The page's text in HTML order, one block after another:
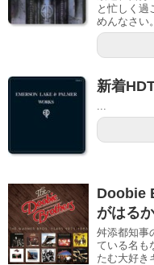
と忙しく過
めんなさい
新着
Doobie
がはる
舛添都知事
ている名も
たむ大好き